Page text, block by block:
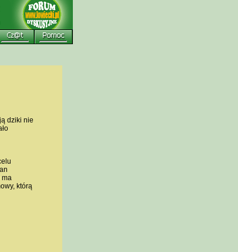
dziki nie
ma
którą